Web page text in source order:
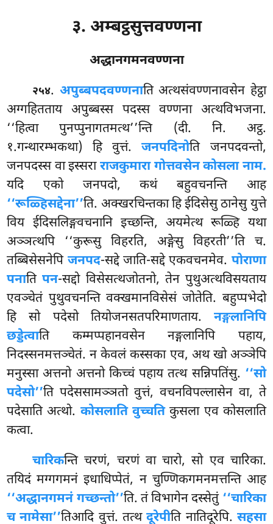
३. अम्बट्ठसुत्तवण्णना
अद्धानगमनवण्णना
२५४. अपुब्बपदवण्णनातिअत्थसंवण्णनावसेन हेट्ठा
अग्गहितताय अपुब्बस्स पदस्स वण्णना अत्थविभजना.
‘‘हित्वा पुनप्पुनागतमत्थ’’न्ति (दी. नि. अट्ठ.
१.गन्थारम्भकथा) हि वुत्तं.जनपदिनोति जनपदवन्तो,
जनपदस्स वा इस्सराराजकुमारा गोत्तवसेन कोसला नाम.
यदि एको जनपदो, कथं बहुवचनन्ति आह
‘‘रूळ्हिसद्देना’’ति. अक्खरचिन्तका हि ईदिसेसु ठानेसु युत्ते
विय ईदिसलिङ्गवचनानि इच्छन्ति, अयमेत्थ रूळ्हि यथा
अञ्ञत्थपि ‘‘कुरूसु विहरति, अङ्गेसु विहरती’’ति च.
तब्बिसेसनेपि जनपद-सद्दे जाति-सद्दे एकवचनमेव. पोराणा
पनातिपन-सद्दो विसेसत्थजोतनो, तेन पुथुअत्थविसयताय
एवञ्चेतं पुथुवचनन्ति वक्खमानविसेसं जोतेति. बहुप्पभेदो
हि सो पदेसो तियोजनसतपरिमाणताय. नङ्गलानिपि
छड्डेत्वाति कम्मप्पहानवसेन नङ्गलानिपि पहाय,
निदस्सनमत्तञ्चेतं. न केवलं कस्सका एव, अथ खो अञ्ञेपि
मनुस्सा अत्तनो अत्तनो किच्चं पहाय तत्थ सन्निपतिंसु. ‘‘सो
पदेसो’’ति पदेससामञ्ञतो वुत्तं, वचनविपल्लासेन वा, ते
पदेसाति अत्थो. कोसलाति वुच्चतिकुसला एव कोसलाति
कत्वा.
चारिकन्ति चरणं, चरणं वा चारो, सो एव चारिका.
तयिदं मग्गगमनं इधाधिप्पेतं, न चुण्णिकगमनमत्तन्ति आह
‘‘अद्धानगमनं गच्छन्तो’’ति. तं विभागेन दस्सेतुं ‘‘चारिका
च नामेसा’’तिआदि वुत्तं. तत्थदूरेपीति नातिदूरेपि. सहसा